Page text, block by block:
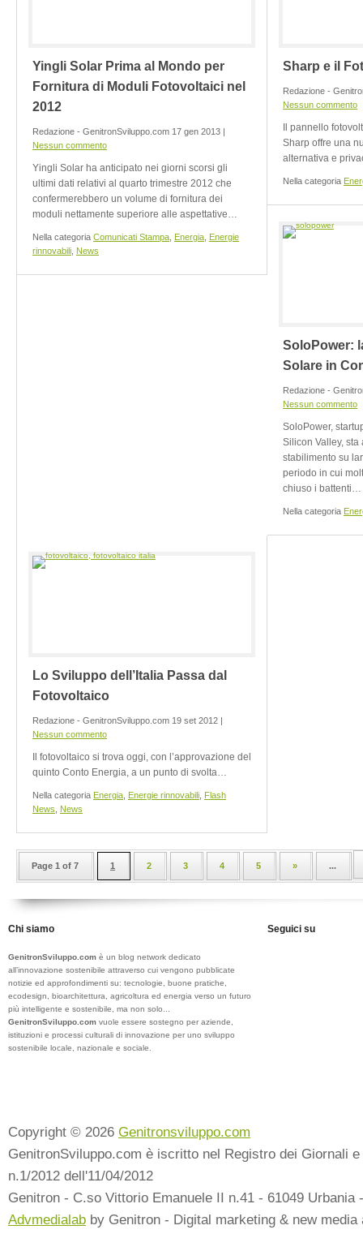
Yingli Solar Prima al Mondo per
Fornitura di Moduli Fotovoltaici nel
2012
Redazione - GenitronSviluppo.com 17 gen 2013 |
Nessun commento
Yingli Solar ha anticipato nei giorni scorsi gli
ultimi dati relativi al quarto trimestre 2012 che
confermerebbero un volume di fornitura dei
moduli nettamente superiore alle aspettative…
Nella categoria Comunicati Stampa Energia Energie
rinnovabili News
Sharp e il
Redazione -
Nessun commento
Il pannello
Sharp offre una
alternativa e
Nella categoria
SoloPower:
Solare in
Redazione -
Nessun commento
SoloPower,
Silicon Valley,
stabilimento su
periodo in cui
chiuso i battenti…
Nella categoria
Lo Sviluppo dell’Italia Passa dal
Fotovoltaico
Redazione - GenitronSviluppo.com 19 set 2012 |
Nessun commento
Il fotovoltaico si trova oggi, con l’approvazione del
quinto Conto Energia, a un punto di svolta…
Nella categoria Energia Energie rinnovabili Flash
News
News
Page 1 of 7 1 2 3 4 5 » ...
Chi siamo
GenitronSviluppo.com è un blog network dedicato
all’innovazione sostenibile attraverso cui vengono pubblicate
notizie ed approfondimenti su: tecnologie, buone pratiche,
ecodesign, bioarchitettura, agricoltura ed energia verso un futuro
più intelligente e sostenibile, ma non solo...
GenitronSviluppo.com vuole essere sostegno per aziende,
istituzioni e processi culturali di innovazione per uno sviluppo
sostenibile locale, nazionale e sociale.
Seguici su
Copyright © 2026 Genitronsviluppo.com
GenitronSviluppo.com è iscritto nel Registro dei Giornali
n.1/2012 dell'11/04/2012
Genitron - C.so Vittorio Emanuele II n.41 - 61049 Urbania
Advmedialab by Genitron - Digital marketing & new media